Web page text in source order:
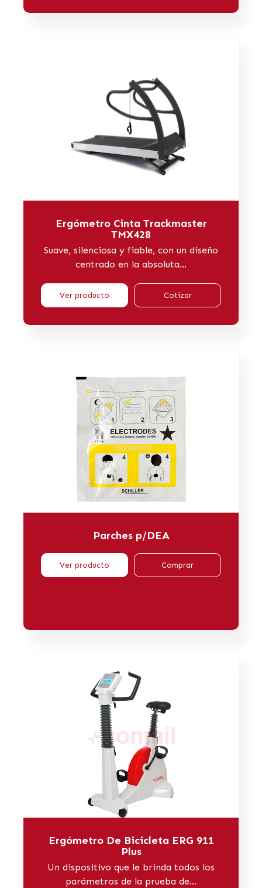
Ergómetro Cinta Trackmaster
TMX428
Suave, silenciosa y fiable, con un diseño
centrado en la absoluta...
Ver producto Cotizar
Parches p/DEA
Ver producto Comprar
Ergómetro De Bicicleta ERG 911
Plus
Un dispositivo que le brinda todos los
parámetros de la prueba de...